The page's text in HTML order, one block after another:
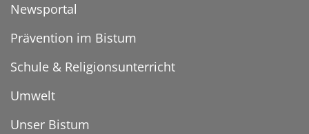
Newsportal
Prävention im Bistum
Schule & Religionsunterricht
Umwelt
Unser Bistum